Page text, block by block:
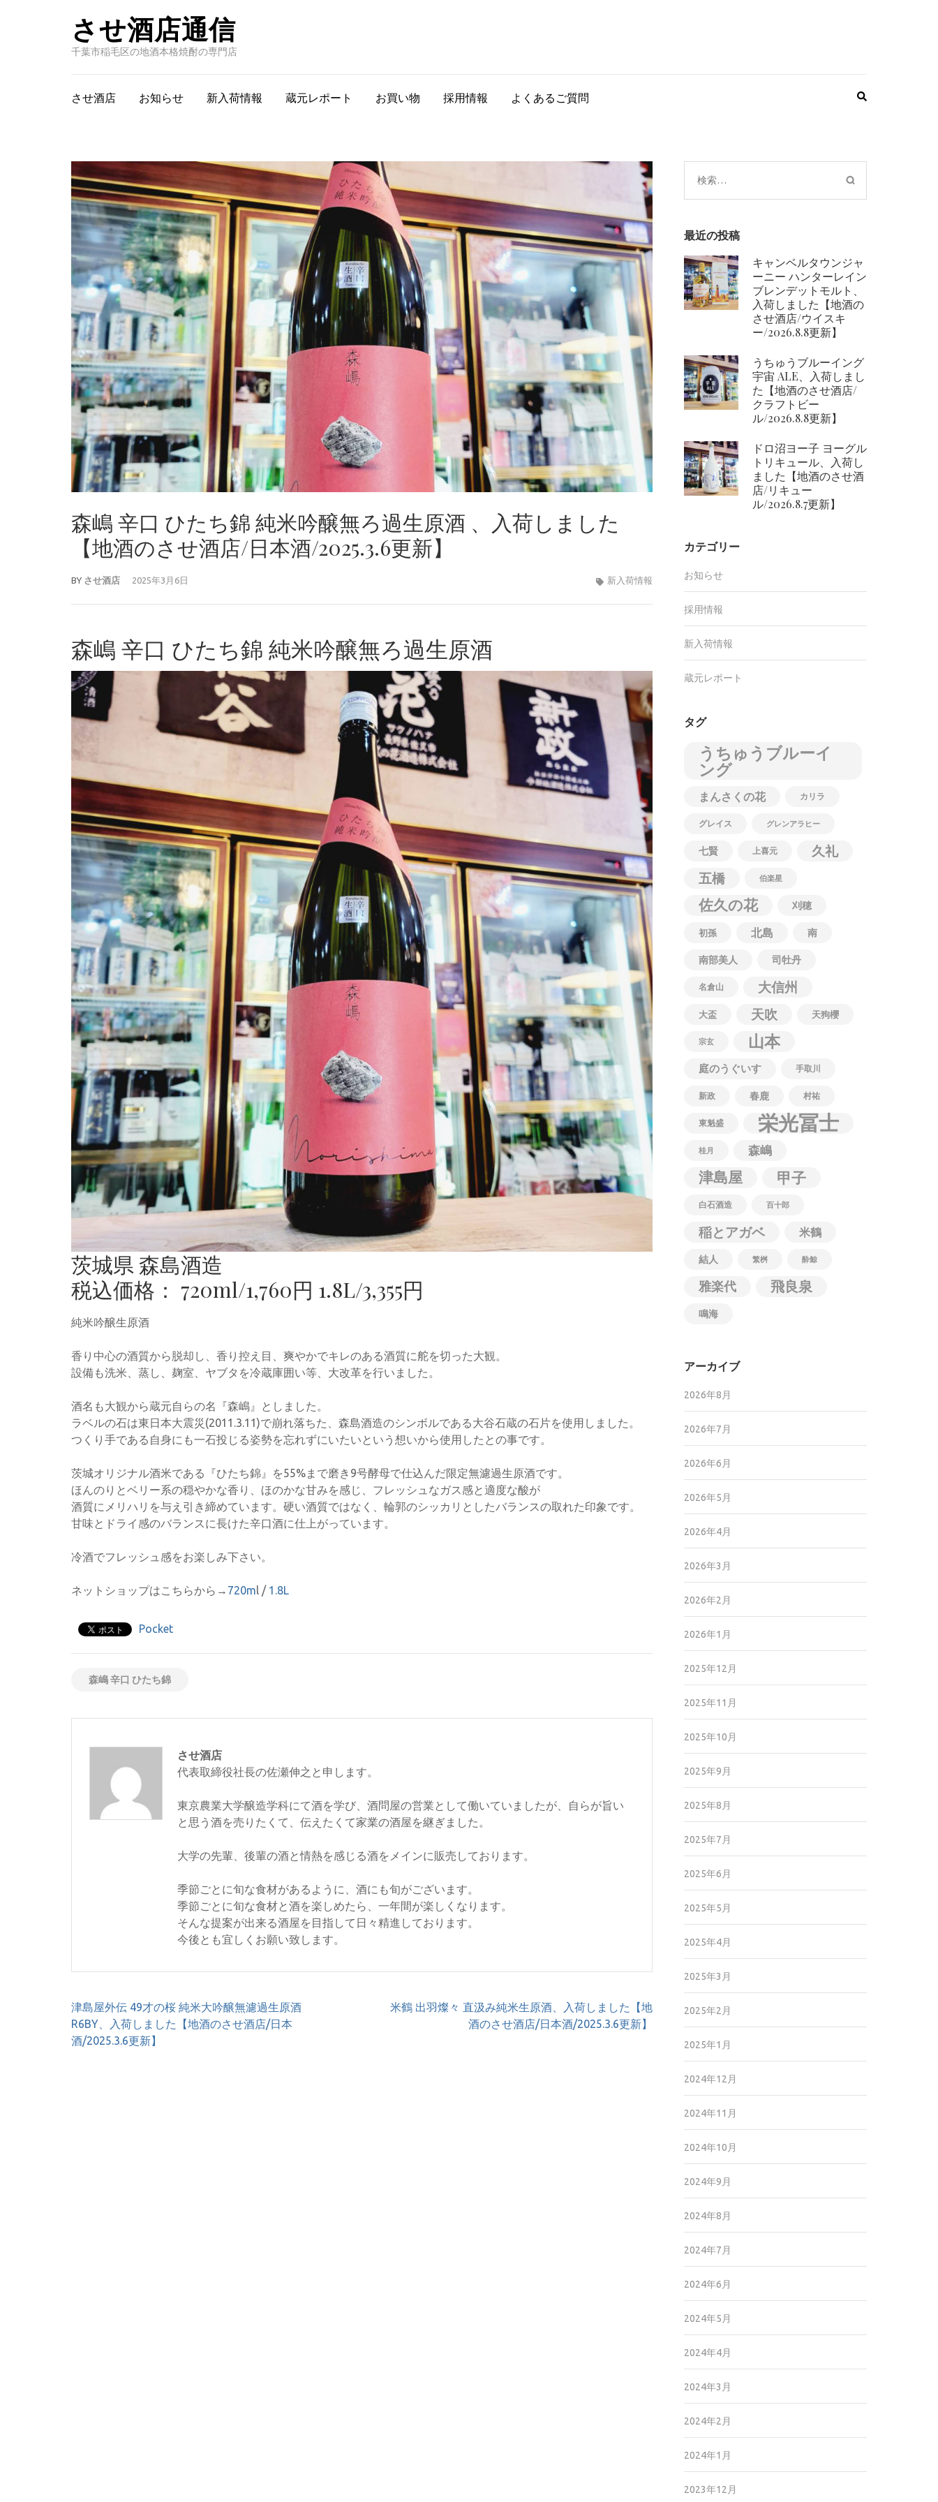
させ酒店通信
千葉市稲毛区の地酒本格焼酎の専門店
させ酒店 お知らせ 新入荷情報 蔵元レポート お買い物 採用情報 よくあるご質問
森嶋 辛口 ひたち錦 純米吟醸無ろ過生原酒 、入荷しました
【地酒のさせ酒店/日本酒/2025.3.6更新】
BY させ酒店 2025年3月6日 新入荷情報
森嶋 辛口 ひたち錦 純米吟醸無ろ過生原酒
茨城県 森島酒造
税込価格： 720ml/1,760円 1.8L/3,355円
純米吟醸生原酒
香り中心の酒質から脱却し、香り控え目、爽やかでキレのある酒質に舵を切った大観。
設備も洗米、蒸し、麹室、ヤブタを冷蔵庫囲い等、大改革を行いました。
酒名も大観から蔵元自らの名『森嶋』としました。
ラベルの石は東日本大震災(2011.3.11)で崩れ落ちた、森島酒造のシンボルである大谷石蔵の石片を使用しました。
つくり手である自身にも一石投じる姿勢を忘れずにいたいという想いから使用したとの事です。
茨城オリジナル酒米である『ひたち錦』を55%まで磨き9号酵母で仕込んだ限定無濾過生原酒です。
ほんのりとベリー系の穏やかな香り、ほのかな甘みを感じ、フレッシュなガス感と適度な酸が
酒質にメリハリを与え引き締めています。硬い酒質ではなく、輪郭のシッカリとしたバランスの取れた印象です。
甘味とドライ感のバランスに長けた辛口酒に仕上がっています。
冷酒でフレッシュ感をお楽しみ下さい。
ネットショップはこちらから→ 720ml /1.8L
Pocket
森嶋 辛口 ひたち錦
させ酒店
代表取締役社長の佐瀬伸之と申します。
東京農業大学醸造学科にて酒を学び、酒問屋の営業として働いていましたが、自らが旨い
と思う酒を売りたくて、伝えたくて家業の酒屋を継ぎました。
大学の先輩、後輩の酒と情熱を感じる酒をメインに販売しております。
季節ごとに旬な食材があるように、酒にも旬がございます。
季節ごとに旬な食材と酒を楽しめたら、一年間が楽しくなります。
そんな提案が出来る酒屋を目指して日々精進しております。
今後とも宜しくお願い致します。
投
稿
ナ
津島屋外伝 49才の桜 純米大吟醸無濾過生原酒
R6BY、入荷しました【地酒のさせ酒店/日本
酒/2025.3.6更新】
米鶴 出羽燦々 直汲み純米生原酒、入荷しました【地
酒のさせ酒店/日本酒/2025.3.6更新】
検
索:
最近の投稿
キャンベルタウンジャ
ーニー ハンターレイン
ブレンデットモルト、
入荷しました【地酒の
させ酒店/ウイスキ
ー/2026.8.8更新】
うちゅうブルーイング
宇宙 ALE、入荷しまし
た【地酒のさせ酒店/
クラフトビー
ル/2026.8.8更新】
ドロ沼ヨー子 ヨーグル
トリキュール、入荷し
ました【地酒のさせ酒
店/リキュー
ル/2026.8.7更新】
カテゴリー
お知らせ
採用情報
新入荷情報
蔵元レポート
タグ
うちゅうブルーイ
ング
まんさくの花 カリラ
グレイス グレンアラヒー
七賢 上喜元
久礼
五橋
伯楽星
佐久の花 刈穂
初孫 北島 南
南部美人 司牡丹
名倉山 大信州
大盃 天吹 天狗櫻
宗玄 山本
庭のうぐいす 手取川
新政 春鹿 村祐
東魁盛 栄光冨士
桂月 森嶋
津島屋 甲子
白石酒造 百十郎
稲とアガベ 米鶴
結人 繁桝 酔鯨
雅楽代 飛良泉
鳴海
アーカイブ
2026年8月
2026年7月
2026年6月
2026年5月
2026年4月
2026年3月
2026年2月
2026年1月
2025年12月
2025年11月
2025年10月
2025年9月
2025年8月
2025年7月
2025年6月
2025年5月
2025年4月
2025年3月
2025年2月
2025年1月
2024年12月
2024年11月
2024年10月
2024年9月
2024年8月
2024年7月
2024年6月
2024年5月
2024年4月
2024年3月
2024年2月
2024年1月
2023年12月